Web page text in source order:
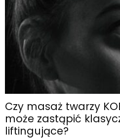
Czy masaż twarzy
może zastąpić
liftingujące?